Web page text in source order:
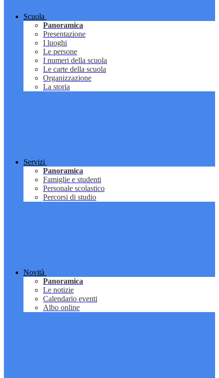
Scuola
Panoramica
Presentazione
I luoghi
Le persone
I numeri della scuola
Le carte della scuola
Organizzazione
La storia
Servizi
Panoramica
Famiglie e studenti
Personale scolastico
Percorsi di studio
Novità
Panoramica
Le notizie
Calendario eventi
Albo online